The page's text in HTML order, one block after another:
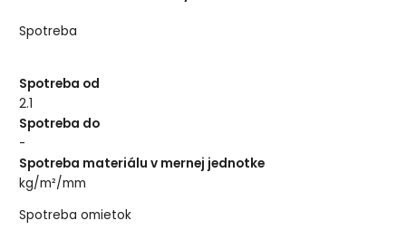
Spotreba
Spotreba od
2.1
Spotreba do
-
Spotreba materiálu v mernej jednotke
kg/m²/mm
Spotreba omietok